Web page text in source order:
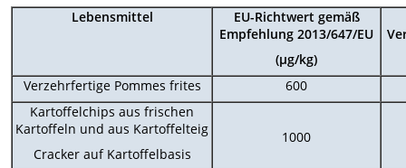
Lebensmittel
EU-Richtwert gemäß
Empfehlung 2013/647/EU
(µg/kg)
Verzehrfertige Pommes frites
600
Kartoffelchips aus frischen
Kartoffeln und aus Kartoffelteig
Cracker auf Kartoffelbasis
1000